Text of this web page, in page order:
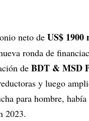
neto de US$ 1900
ronda de
de BDT & MSD
y luego
para hombre,
2023.